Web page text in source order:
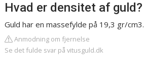
Hvad er densitet af guld?
Guld har en massefylde på 19,3 gr/cm3.
Anmodning om fjernelse
Se det fulde svar på vitusguld.dk